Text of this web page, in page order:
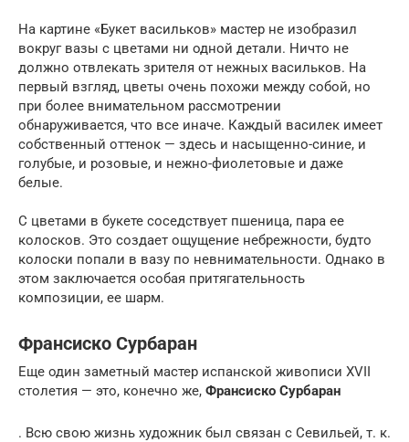
На картине «Букет васильков» мастер не изобразил
вокруг вазы с цветами ни одной детали. Ничто не
должно отвлекать зрителя от нежных васильков. На
первый взгляд, цветы очень похожи между собой, но
при более внимательном рассмотрении
обнаруживается, что все иначе. Каждый василек имеет
собственный оттенок — здесь и насыщенно-синие, и
голубые, и розовые, и нежно-фиолетовые и даже
белые.
С цветами в букете соседствует пшеница, пара ее
колосков. Это создает ощущение небрежности, будто
колоски попали в вазу по невнимательности. Однако в
этом заключается особая притягательность
композиции, ее шарм.
Франсиско Сурбаран
Еще один заметный мастер испанской живописи XVII
столетия — это, конечно же, Франсиско Сурбаран
. Всю свою жизнь художник был связан с Севильей, т. к.